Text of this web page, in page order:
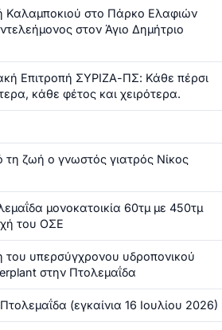
Καλαμποκιού στο Πάρκο Ελαφιών
στον Άγιο Δημήτριο
Επιτροπή ΣΥΡΙΖΑ-ΠΣ: Κάθε πέρσι
κάθε φέτος και χειρότερα.
ζωή ο γνωστός γιατρός Νίκος
μονοκατοικία 60τμ με 450τμ
του ΟΣΕ
του υπερσύγχρονου υδροπονικού
στην Πτολεμαΐδα
(εγκαίνια 16 Ιουλίου 2026)